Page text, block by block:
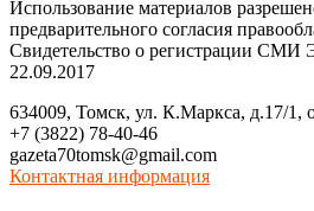
Использование материалов
предварительного согласия
Свидетельство о регистрации
22.09.2017
634009, Томск, ул. К.Маркса, д.17/1,
+7 (3822) 78-40-46
gazeta70tomsk@gmail.com
Контактная информация